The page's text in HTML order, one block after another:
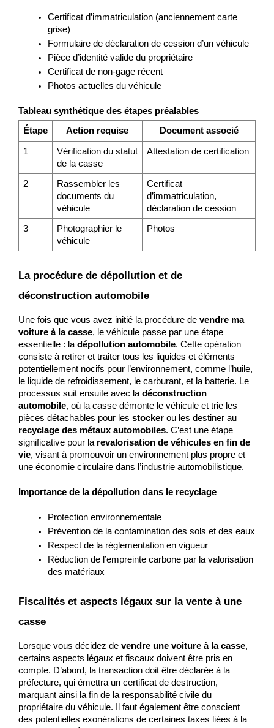
Certificat d’immatriculation (anciennement carte
grise)
Formulaire de déclaration de cession d’un véhicule
Pièce d’identité valide du propriétaire
Certificat de non-gage récent
Photos actuelles du véhicule
Tableau synthétique des étapes préalables
Étape
Action requise Document associé
1
Vérification du statut
de la casse
Attestation de certification
2
Rassembler les
documents du
véhicule
Certificat
d’immatriculation,
déclaration de cession
3
Photographier le
véhicule
Photos
La procédure de dépollution et de
déconstruction automobile
Une fois que vous avez initié la procédure de vendre ma
voiture à la casse, le véhicule passe par une étape
essentielle : la dépollution automobile. Cette opération
consiste à retirer et traiter tous les liquides et éléments
potentiellement nocifs pour l’environnement, comme l’huile,
le liquide de refroidissement, le carburant, et la batterie. Le
processus suit ensuite avec la déconstruction
automobile, où la casse démonte le véhicule et trie les
pièces détachables pour les stocker
recyclage des métaux automobiles. C’est une étape
significative pour la revalorisation de véhicules en fin de
vie, visant à promouvoir un environnement plus propre et
une économie circulaire dans l’industrie automobilistique.
Importance de la dépollution dans le recyclage
Protection environnementale
Prévention de la contamination des sols et des eaux
Respect de la réglementation en vigueur
Réduction de l’empreinte carbone par la valorisation
des matériaux
Fiscalités et aspects légaux sur la vente à une
casse
Lorsque vous décidez de vendre une voiture à la casse,
certains aspects légaux et fiscaux doivent être pris en
compte. D’abord, la transaction doit être déclarée à la
préfecture, qui émettra un certificat de destruction,
marquant ainsi la fin de la responsabilité civile du
propriétaire du véhicule. Il faut également être conscient
des potentielles exonérations de certaines taxes liées à la